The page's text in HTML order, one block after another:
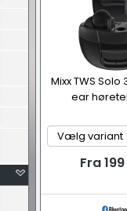
Mixx TWS
ear
Fra